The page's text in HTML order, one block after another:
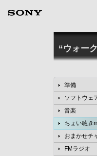
“ウォー
準備
ソフトウェ
音楽
ちょい聴き
おまかせチ
FMラジオ